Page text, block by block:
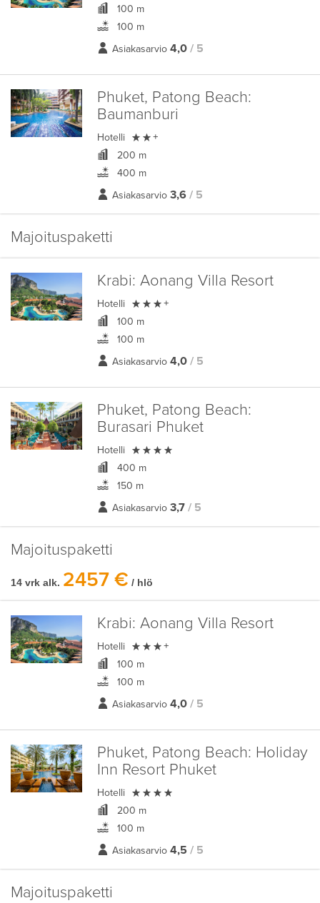
100 m
100 m
Asiakasarvio 4,0 / 5
Phuket, Patong Beach:
Baumanburi
Hotelli  +
200 m
400 m
Asiakasarvio 3,6 / 5
Majoituspaketti
Krabi: Aonang Villa Resort
Hotelli  +
100 m
100 m
Asiakasarvio 4,0 / 5
Phuket, Patong Beach:
Burasari Phuket
Hotelli 
400 m
150 m
Asiakasarvio 3,7 / 5
Majoituspaketti
14 vrk alk. 2457 € / hlö
Krabi: Aonang Villa Resort
Hotelli  +
100 m
100 m
Asiakasarvio 4,0 / 5
Phuket, Patong Beach: Holiday
Inn Resort Phuket
Hotelli 
200 m
100 m
Asiakasarvio 4,5 / 5
Majoituspaketti